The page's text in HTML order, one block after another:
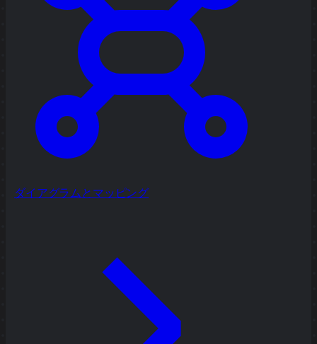
ダイアグラムとマッピング